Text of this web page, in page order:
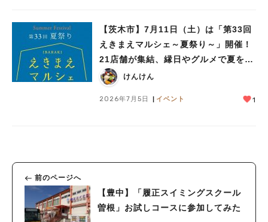
【茨木市】7月11日（土）は「第33回
えきまえマルシェ～夏祭り～」開催！
21店舗が集結、縁日やグルメで夏を満
喫♪
けんけん
2026年7月5日 イベント 1
前のページへ
【豊中】「履正スイミングスクール
曽根」お試しコースに参加してみた